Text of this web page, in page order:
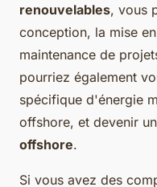
renouvelables, vous
conception, la mise
maintenance de
pourriez également
spécifique d'énergie
offshore, et devenir un
offshore.
Si vous avez des